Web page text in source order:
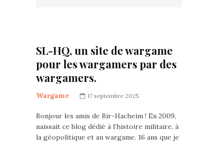
SL-HQ, un site de wargame
pour les wargamers par des
wargamers.
Wargame 17 septembre 2025
Bonjour les amis de Bir-Hacheim ! En 2009,
naissait ce blog dédié à l’histoire militaire, à
la géopolitique et au wargame. 16 ans que je